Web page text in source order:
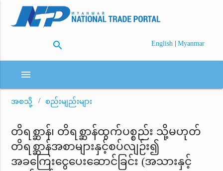
search English | Myanmar
menu
အစသို့ စည်းမျည်းများ
တိရစ္ဆာန်၊ တိရစ္ဆာန်ထွက်ပစ္စည်း သို့မဟုတ်
တိရစ္ဆာန်အစာများနှင့်စပ်လျဉ်း၍
အခကြေးငွေပေးဆောင်ခြင်း (အသားနှင့်